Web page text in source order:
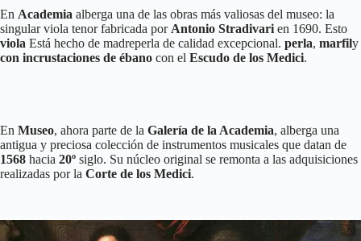
En Academia alberga una de las obras más valiosas del museo: la
singular viola tenor fabricada por Antonio Stradivari en 1690. Esto
viola Está hecho de madreperla de calidad excepcional. perla, marfily
con incrustaciones de ébano con el Escudo de los Medici.
En Museo, ahora parte de la Galería de la Academia, alberga una
antigua y preciosa colección de instrumentos musicales que datan de
1568 hacia 20º siglo. Su núcleo original se remonta a las adquisiciones
realizadas por la Corte de los Medici.